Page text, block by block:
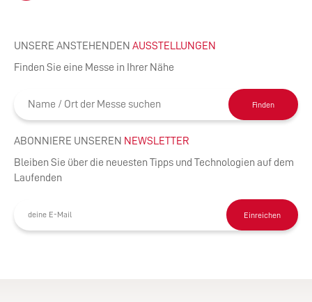
UNSERE ANSTEHENDEN AUSSTELLUNGEN
Finden Sie eine Messe in Ihrer Nähe
Finden
ABONNIERE UNSEREN NEWSLETTER
Bleiben Sie über die neuesten Tipps und Technologien auf dem
Laufenden
Einreichen